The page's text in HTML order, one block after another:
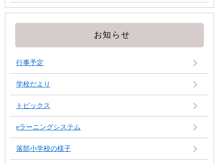
お知らせ
行事予定
学校だより
トピックス
eラーニングシステム
落部小学校の様子